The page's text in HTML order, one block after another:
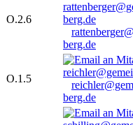
O.2.6
berg.de
O.1.5
berg.de